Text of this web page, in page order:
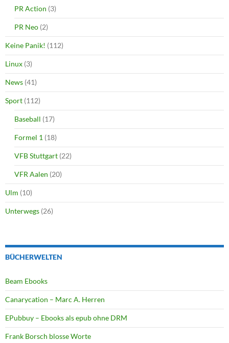
PR Action (3)
PR Neo (2)
Keine Panik! (112)
Linux (3)
News (41)
Sport (112)
Baseball (17)
Formel 1 (18)
VFB Stuttgart (22)
VFR Aalen (20)
Ulm (10)
Unterwegs (26)
BÜCHERWELTEN
Beam Ebooks
Canarycation – Marc A. Herren
EPubbuy – Ebooks als epub ohne DRM
Frank Borsch blosse Worte